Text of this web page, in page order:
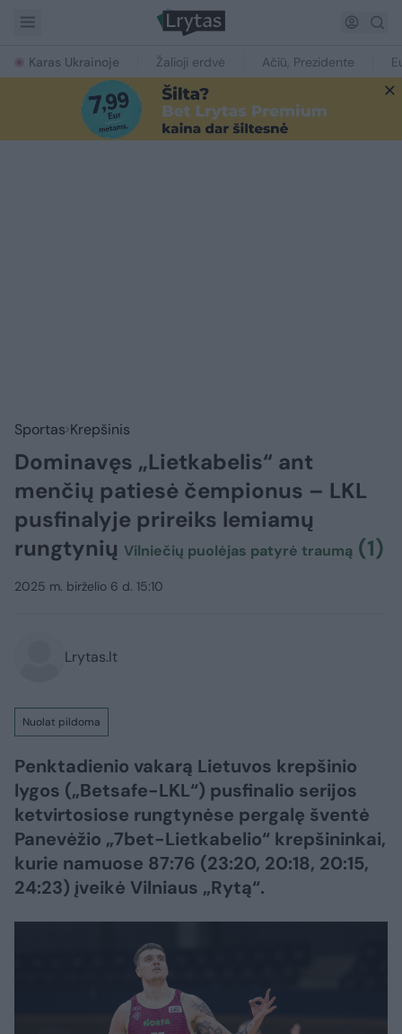
Karas Ukrainoje Žalioji erdvė Ačiū, Prezidente
Sportas Krepšinis
Dominavęs „Lietkabelis“ ant
menčių patiesė čempionus – LKL
pusfinalyje prireiks lemiamų
rungtynių Vilniečių puolėjas patyrė traumą (1)
2025 m. birželio 6 d. 15:10
Lrytas.lt
Nuolat pildoma
Penktadienio vakarą Lietuvos krepšinio
lygos („Betsafe-LKL“) pusfinalio serijos
ketvirtosiose rungtynėse pergalę šventė
Panevėžio „7bet-Lietkabelio“ krepšininkai,
kurie namuose 87:76 (23:20, 20:18, 20:15,
24:23) įveikė Vilniaus „Rytą“.